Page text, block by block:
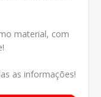
material, com
as informações!